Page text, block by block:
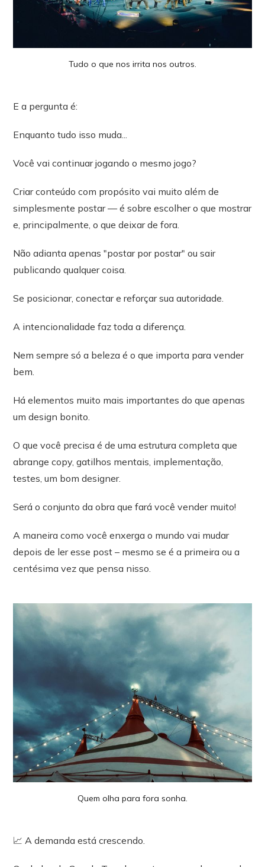
Tudo o que nos irrita nos outros.
E a pergunta é:
Enquanto tudo isso muda...
Você vai continuar jogando o mesmo jogo?
Criar conteúdo com propósito vai muito além de
simplesmente postar — é sobre escolher o que mostrar
e, principalmente, o que deixar de fora.
Não adianta apenas "postar por postar" ou sair
publicando qualquer coisa.
Se posicionar, conectar e reforçar sua autoridade.
A intencionalidade faz toda a diferença.
Nem sempre só a beleza é o que importa para vender
bem.
Há elementos muito mais importantes do que apenas
um design bonito.
O que você precisa é de uma estrutura completa que
abrange copy, gatilhos mentais, implementação,
testes, um bom designer.
Será o conjunto da obra que fará você vender muito!
A maneira como você enxerga o mundo vai mudar
depois de ler esse post – mesmo se é a primeira ou a
centésima vez que pensa nisso.
Quem olha para fora sonha.
📈 A demanda está crescendo.